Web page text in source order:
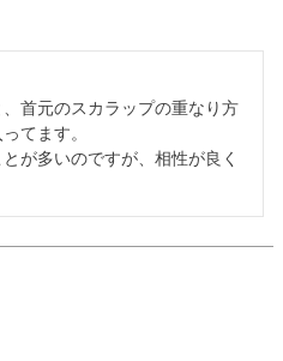
首元のスカラップの重なり方
てます。
が多いのですが、相性が良く